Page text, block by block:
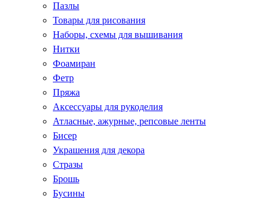
Пазлы
Товары для рисования
Наборы, схемы для вышивания
Нитки
Фоамиран
Фетр
Пряжа
Аксессуары для рукоделия
Атласные, ажурные, репсовые ленты
Бисер
Украшения для декора
Стразы
Брошь
Бусины